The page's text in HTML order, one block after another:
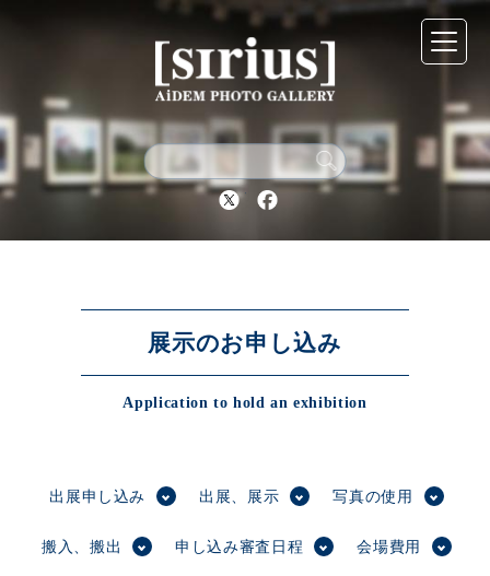
Twitter Facebook
展示のお申し込み
Application to hold an exhibition
出展申し込み 出展、展示 写真の使用
搬入、搬出 申し込み審査日程 会場費用
シリウスについて
展示スケジュール
展示のお申し込み